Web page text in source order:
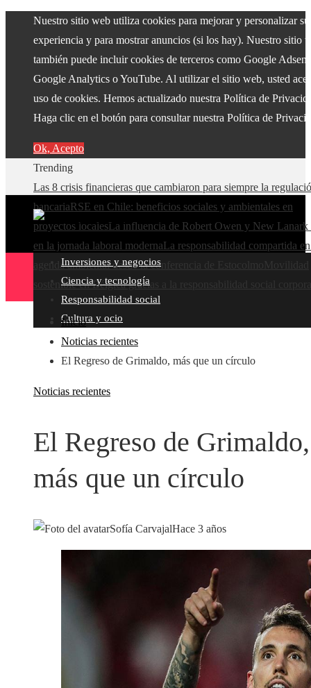
Nuestro sitio web utiliza cookies para mejorar y personalizar su
experiencia y para mostrar anuncios (si los hay). Nuestro sitio
también puede incluir cookies de terceros como Google
Google Analytics o YouTube. Al utilizar el sitio web, usted
uso de cookies. Hemos actualizado nuestra Política de
Haga clic en el botón para consultar nuestra Política de
Ok, Acepto
Trending
Las 8 crisis financieras que cambiaron para siempre la
bancariaRSE en Chile: beneficios sociales y ambientales en
proyectos localesLa influencia de Robert Owen y New
en la jornada laboral modernaLa responsabilidad compartida
agenda ambiental desde la conferencia de Estocolmo
sostenible en Bélgica gracias a la responsabilidad social
Inversiones y negocios
Ciencia y tecnología
Responsabilidad social
Cultura y ocio
Inicio
Noticias recientes
El Regreso de Grimaldo, más que un círculo
Noticias recientes
El Regreso de Grimaldo,
más que un círculo
Sofía CarvajalHace 3 años